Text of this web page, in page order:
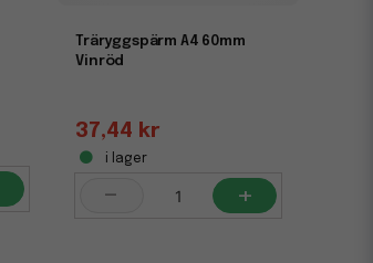
Träryggspärm A4 60mm
Vinröd
37,44 kr
i lager
- +